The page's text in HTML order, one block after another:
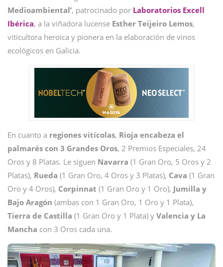
Medioambiental’, patrocinado por Laboratorios Excell
Ibérica, a la viñadora lucense Esther Teijeiro Lemos,
viticultora heroica y pionera en la elaboración de vinos
ecológicos en Galicia.
En cuanto a regiones vitícolas, Rioja encabeza el
palmarés con 3 Grandes Oros, 2 Premios Especiales, 24
Oros y 8 Platas. Le siguen Navarra (1 Gran Oro, 5 Oros y 2
Platas), Rueda (1 Gran Oro, 4 Oros y 3 Platas), Cava (1 Gran
Oro y 4 Oros), Corpinnat (1 Gran Oro y 1 Oro), Jumilla y
Bajo Aragón (ambas con 1 Gran Oro, 1 Oro y 1 Plata),
Tierra de Castilla (1 Gran Oro y 1 Plata) y Valencia y La
Mancha con 3 Oros cada una.